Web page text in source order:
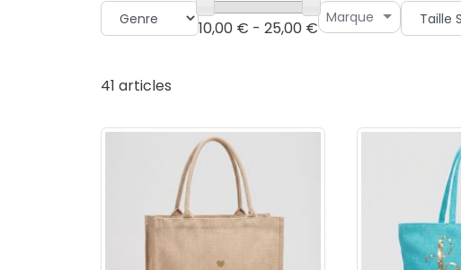
10,00 € - 25,00 €
Marque
41 articles